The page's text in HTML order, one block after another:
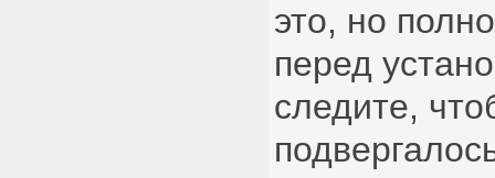
это, но
перед
следите,